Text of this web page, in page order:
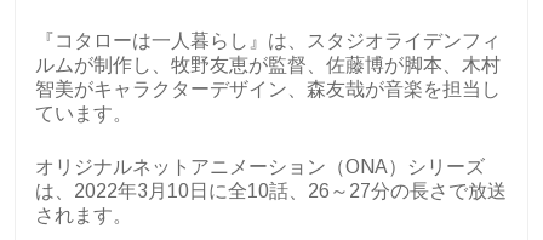
『コタローは一人暮らし』は、スタジオライデンフィ
ルムが制作し、牧野友恵が監督、佐藤博が脚本、木村
智美がキャラクターデザイン、森友哉が音楽を担当し
ています。
オリジナルネットアニメーション（ONA）シリーズ
は、2022年3月10日に全10話、26～27分の長さで放送
されます。